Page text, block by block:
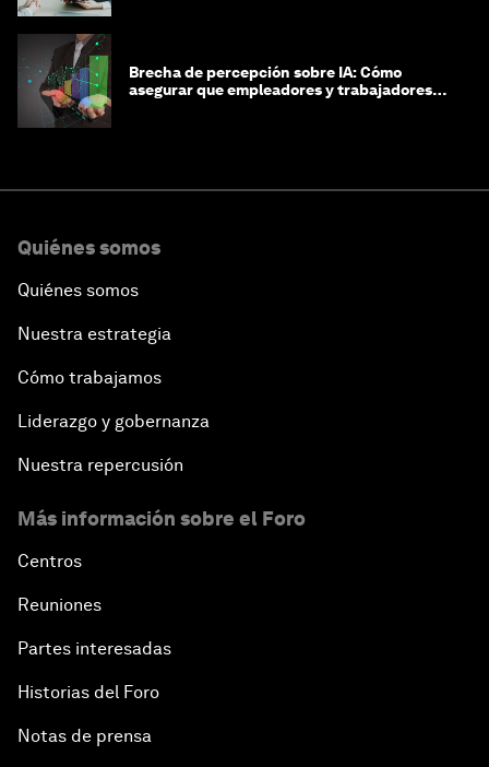
Brecha de percepción sobre IA: Cómo
asegurar que empleadores y trabajadores
Quiénes somos
Quiénes somos
Nuestra estrategia
Cómo trabajamos
Liderazgo y gobernanza
Nuestra repercusión
Más información sobre el Foro
Centros
Reuniones
Partes interesadas
Historias del Foro
Notas de prensa